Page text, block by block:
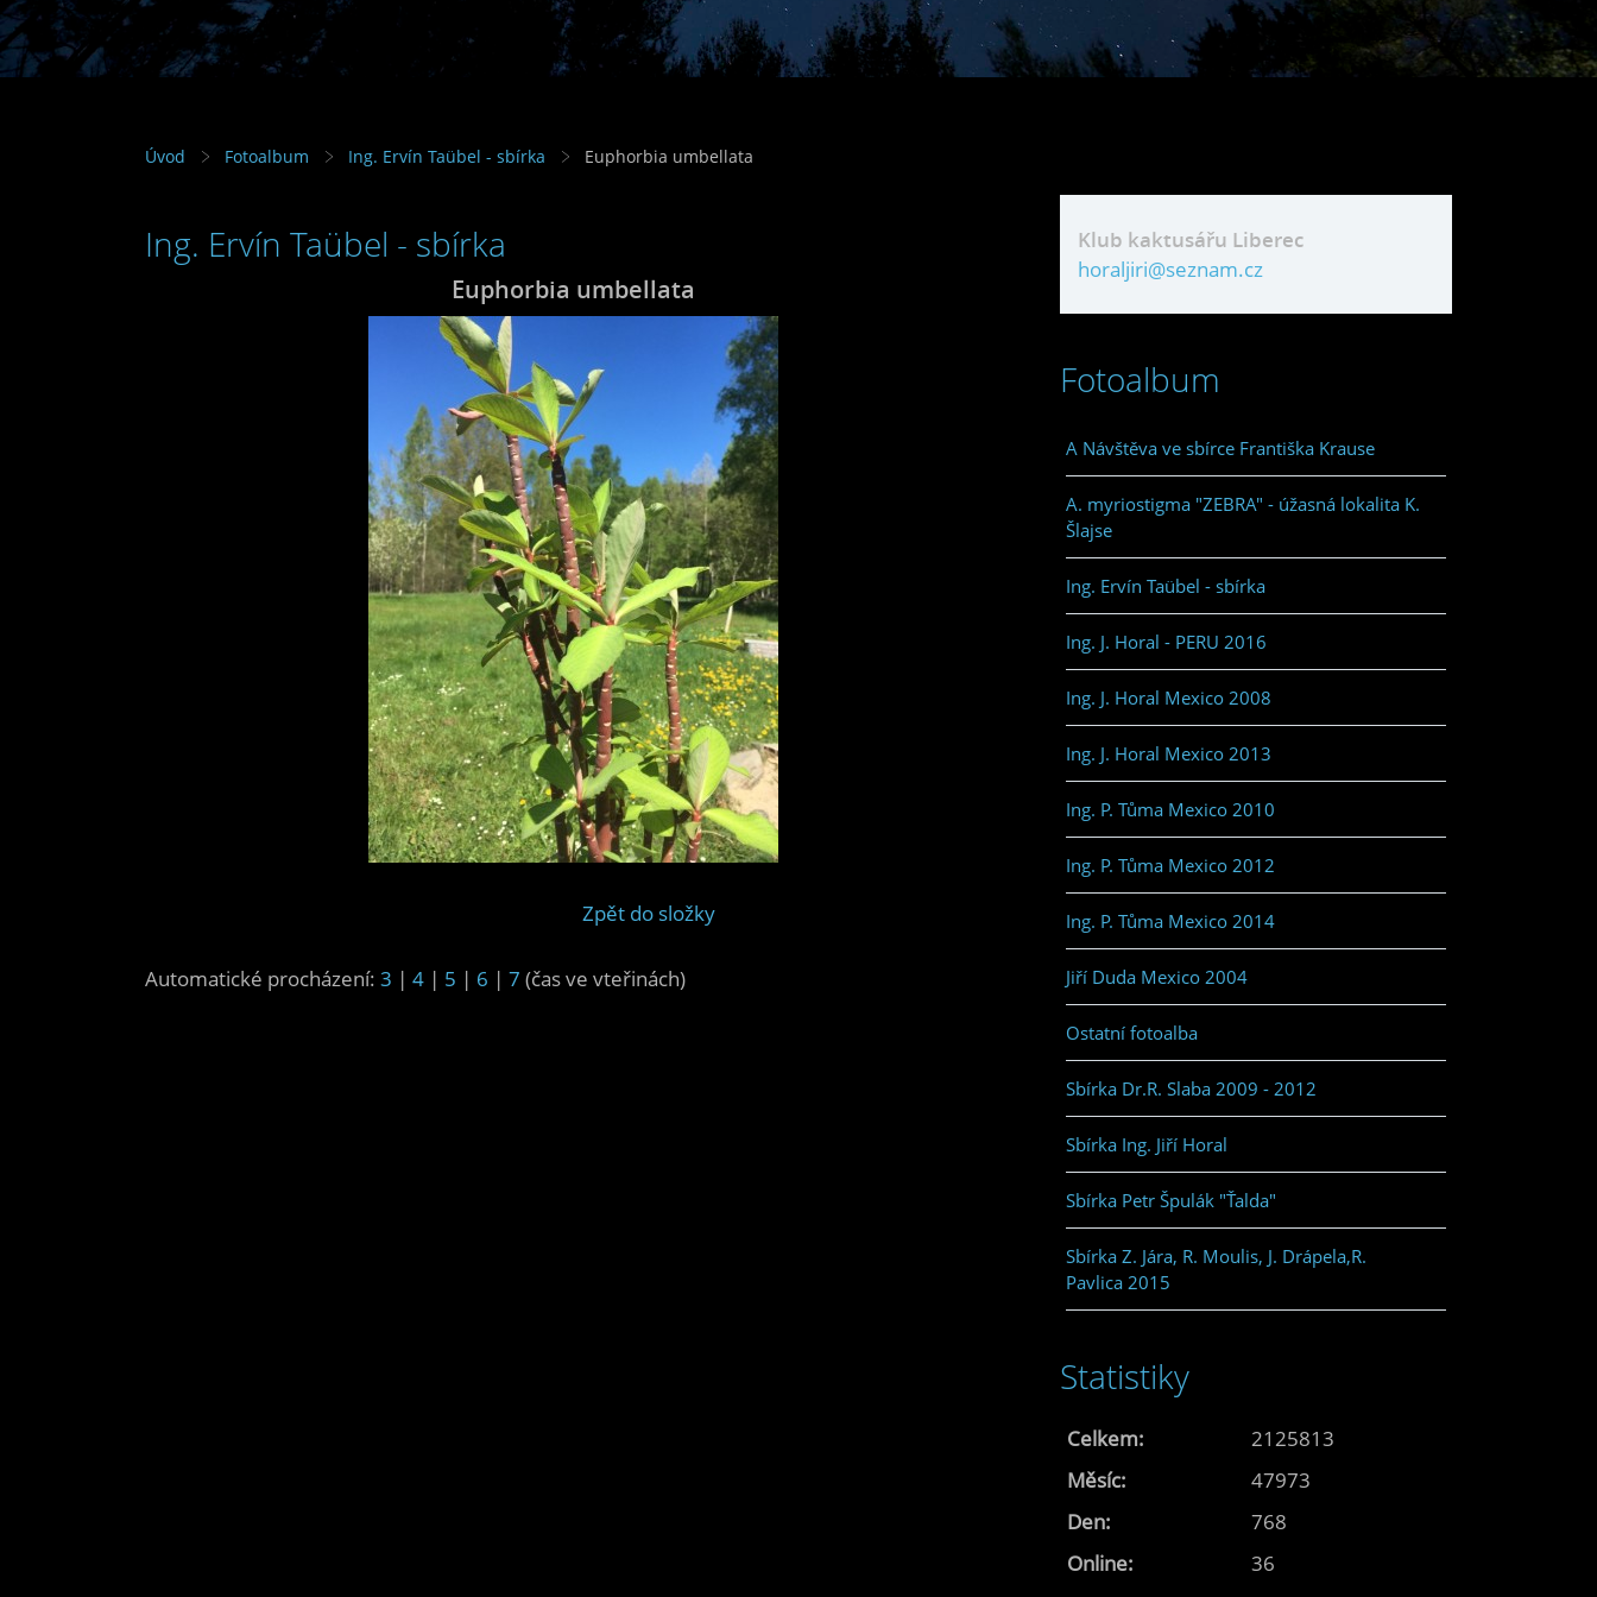
Úvod Fotoalbum Ing. Ervín Taübel - sbírka Euphorbia umbellata
Ing. Ervín Taübel - sbírka
Euphorbia umbellata
Zpět do složky
Automatické procházení: 3 | 4 | 5 | 6 | 7 (čas ve vteřinách)
Klub kaktusářu Liberec
horaljiri@seznam.cz
Fotoalbum
A Návštěva ve sbírce Františka Krause
A. myriostigma "ZEBRA" - úžasná lokalita K.
Šlajse
Ing. Ervín Taübel - sbírka
Ing. J. Horal - PERU 2016
Ing. J. Horal Mexico 2008
Ing. J. Horal Mexico 2013
Ing. P. Tůma Mexico 2010
Ing. P. Tůma Mexico 2012
Ing. P. Tůma Mexico 2014
Jiří Duda Mexico 2004
Ostatní fotoalba
Sbírka Dr.R. Slaba 2009 - 2012
Sbírka Ing. Jiří Horal
Sbírka Petr Špulák "Ťalda"
Sbírka Z. Jára, R. Moulis, J. Drápela,R.
Pavlica 2015
Statistiky
Online: 36
Celkem:
2125813
Měsíc:
47973
Den:
768